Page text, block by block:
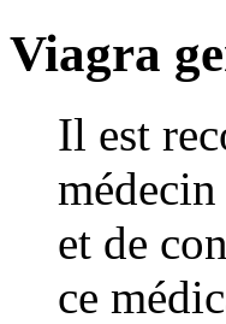
Viagra
Il est
et de
ce